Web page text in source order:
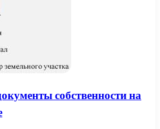
собственности на